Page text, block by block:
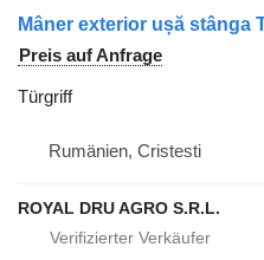
Preis auf Anfrage
Türgriff
Rumänien, Cristesti
ROYAL DRU AGRO S.R.L.